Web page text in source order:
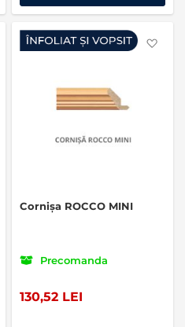
Favorite
Cornișa ROCCO MINI
Precomanda
130,52 LEI